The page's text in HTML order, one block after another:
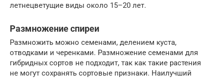
летнецветущие виды около 15–20 лет.
Размножение спиреи
Размножить можно семенами, делением куста,
отводками и черенками. Размножение семенами для
гибридных сортов не подходит, так как такие растения
не могут сохранять сортовые признаки. Наилучший